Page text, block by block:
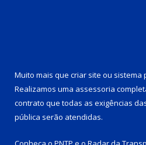
Muito mais que criar site ou sistema
Realizamos uma assessoria
contrato que todas as exigências
pública serão atendidas.